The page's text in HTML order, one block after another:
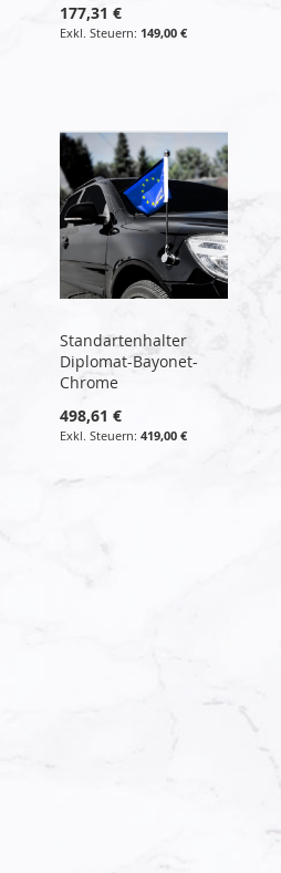
177,31 €
149,00 €
Standartenhalter
Diplomat-Bayonet-
Chrome
498,61 €
419,00 €